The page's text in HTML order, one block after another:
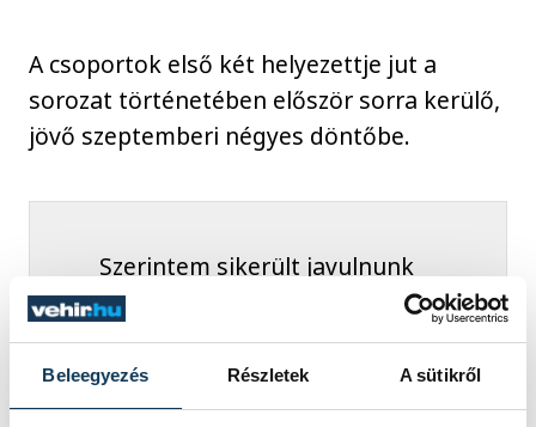
Beleegyezés Részletek A sütikről
A csoportok első két helyezettje jut a
sorozat történetében először sorra kerülő,
jövő szeptemberi négyes döntőbe.
Szerintem sikerült javulnunk
a török meccshez képest
védekezésben, ez látszik a
kapott gólok számán is.
Nagyon jól mozogtunk a